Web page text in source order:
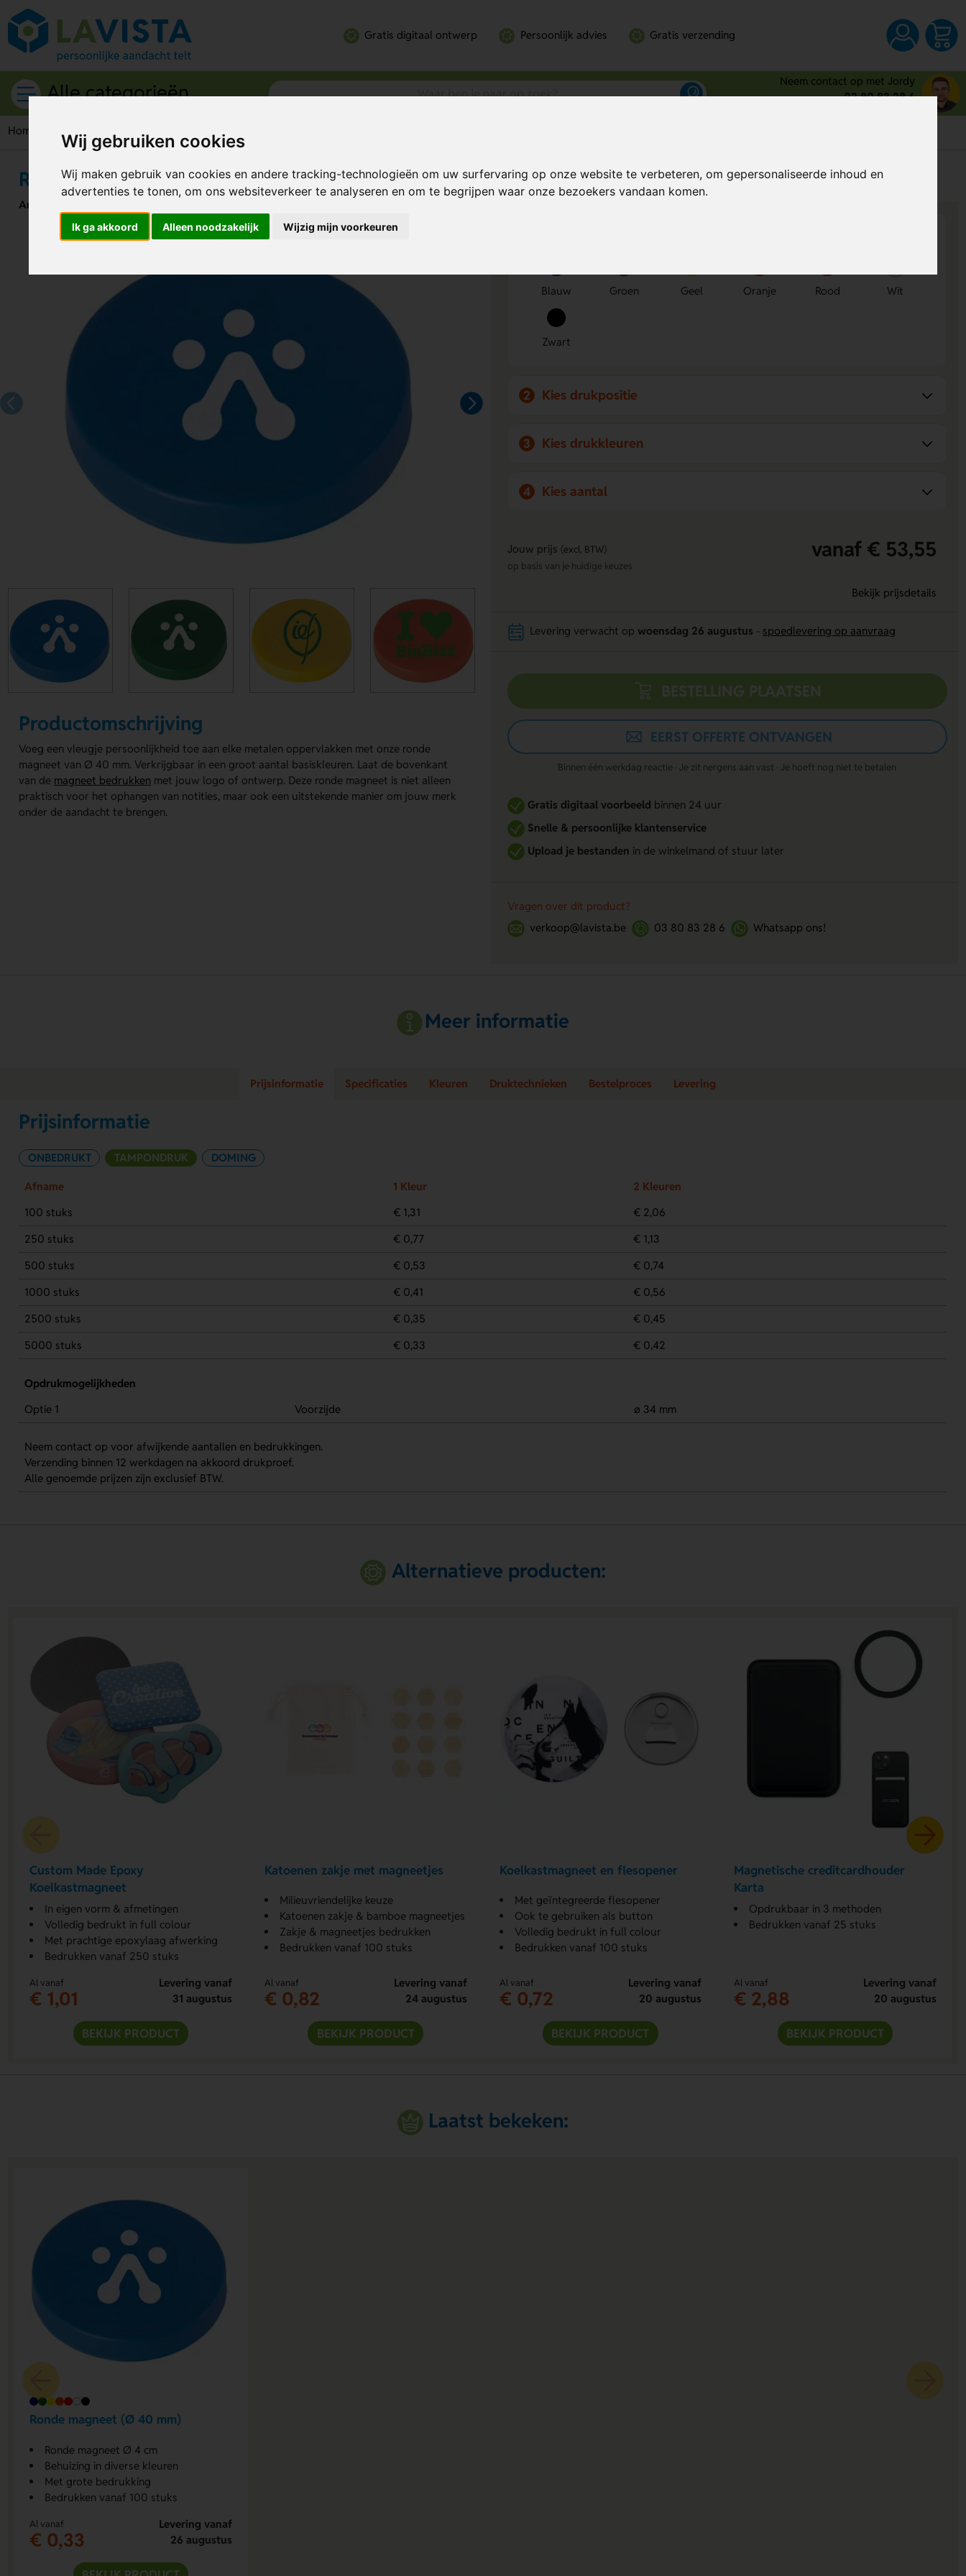
Wij gebruiken cookies
Wij maken gebruik van cookies en andere tracking-technologieën om uw surfervaring op onze website te verbeteren, om gepersonaliseerde inhoud en
advertenties te tonen, om ons websiteverkeer te analyseren en om te begrijpen waar onze bezoekers vandaan komen.
Ik ga akkoord Alleen noodzakelijk Wijzig mijn voorkeuren
Gratis digitaal ontwerp Persoonlijk advies Gratis verzending
Alle categorieën
Neem contact op met Jordy
03 80 83 28 6
Home Kantoorartikelen Ronde magneet (Ø 40 mm)
Ronde magneet (Ø 40 mm)
Artikelnummer:
Productomschrijving
Voeg een vleugje persoonlijkheid toe aan elke metalen oppervlakken met onze ronde
magneet van Ø 40 mm. Verkrijgbaar in een groot aantal basiskleuren. Laat de bovenkant
van de magneet bedrukken met jouw logo of ontwerp. Deze ronde magneet is niet alleen
praktisch voor het ophangen van notities, maar ook een uitstekende manier om jouw merk
onder de aandacht te brengen.
Bereken mijn prijs Al vanaf€ 0,33per stuk (excl. BTW)
Blauw Groen Geel Oranje Rood Wit
Zwart
2 Kies drukpositie
3 Kies drukkleuren
4 Kies aantal
Jouw prijs (excl. BTW) vanaf € 53,55
op basis van je huidige keuzes
Bekijk prijsdetails
Levering verwacht op woensdag 26 augustus spoedlevering op aanvraag
BESTELLING PLAATSEN
EERST OFFERTE ONTVANGEN
Binnen één werkdag reactie · Je zit nergens aan vast · Je hoeft nog niet te betalen
Gratis digitaal voorbeeld binnen 24 uur
Snelle & persoonlijke klantenservice
Upload je bestanden in de winkelmand of stuur later
Vragen over dit product?
verkoop@lavista.be
03 80 83 28 6 Whatsapp ons!
Meer informatie
Prijsinformatie Specificaties Kleuren Druktechnieken Bestelproces Levering
Prijsinformatie
ONBEDRUKT TAMPONDRUK DOMING
Afname 1 Kleur
2 Kleuren
100 stuks
€ 1,31
€ 2,06
250 stuks
€ 0,77
€ 1,13
500 stuks
€ 0,53
€ 0,74
1000 stuks
€ 0,41
€ 0,56
2500 stuks
€ 0,35
€ 0,45
5000 stuks
€ 0,33 € 0,42
Opdrukmogelijkheden
Optie 1
Voorzijde ø 34 mm
Neem contact op voor afwijkende aantallen en bedrukkingen.
Verzending binnen 12 werkdagen na akkoord drukproef.
Alle genoemde prijzen zijn exclusief BTW.
Alternatieve producten:
Custom Made Epoxy
Koelkastmagneet
In eigen vorm & afmetingen
Volledig bedrukt in full colour
Met prachtige epoxylaag afwerking
Bedrukken vanaf 250 stuks
Al vanaf
€ 1,01
Levering vanaf
31 augustus
BEKIJK PRODUCT
Katoenen zakje met magneetjes
Milieuvriendelijke keuze
Katoenen zakje & bamboe magneetjes
Zakje & magneetjes bedrukken
Bedrukken vanaf 100 stuks
Al vanaf
€ 0,82
Levering vanaf
24 augustus
BEKIJK PRODUCT
Koelkastmagneet en flesopener
Met geïntegreerde flesopener
Ook te gebruiken als button
Volledig bedrukt in full colour
Bedrukken vanaf 100 stuks
Al vanaf
€ 0,72
Levering vanaf
20 augustus
BEKIJK PRODUCT
Magnetische creditcardhouder
Karta
Opdrukbaar in 3 methoden
Bedrukken vanaf 25 stuks
Al vanaf
€ 2,88
Levering vanaf
20 augustus
BEKIJK PRODUCT
Laatst bekeken:
Ronde magneet (Ø 40 mm)
Ronde magneet Ø 4 cm
Behuizing in diverse kleuren
Met grote bedrukking
Bedrukken vanaf 100 stuks
Al vanaf
€ 0,33
Levering vanaf
26 augustus